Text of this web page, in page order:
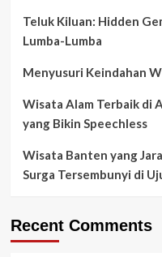
Teluk Kiluan: Hidden
Lumba-Lumba
Menyusuri Keindahan
Wisata Alam Terbaik di
yang Bikin Speechless
Wisata Banten yang
Surga Tersembunyi di
Recent Comments